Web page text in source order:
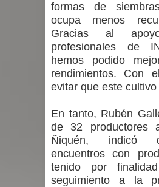
formas de
ocupa menos
Gracias al
profesionales de
hemos podido
rendimientos. Con
evitar que este cultivo
En tanto, Rubén
de 32 productores
Ñiquén, indicó
encuentros con
tenido por
seguimiento a la